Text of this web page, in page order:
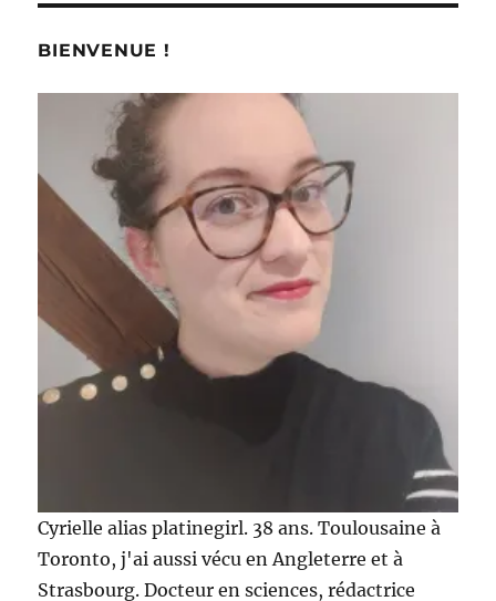
BIENVENUE !
Cyrielle alias platinegirl. 38 ans. Toulousaine à
Toronto, j'ai aussi vécu en Angleterre et à
Strasbourg. Docteur en sciences, rédactrice